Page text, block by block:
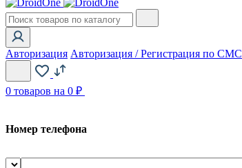
Авторизация Авторизация / Регистрация по СМС
0 товаров на 0 ₽
Номер телефона